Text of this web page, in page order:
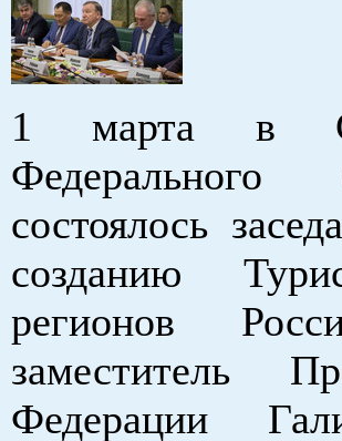
1 марта в
Федерального
состоялось
созданию
регионов
заместитель
Федерации